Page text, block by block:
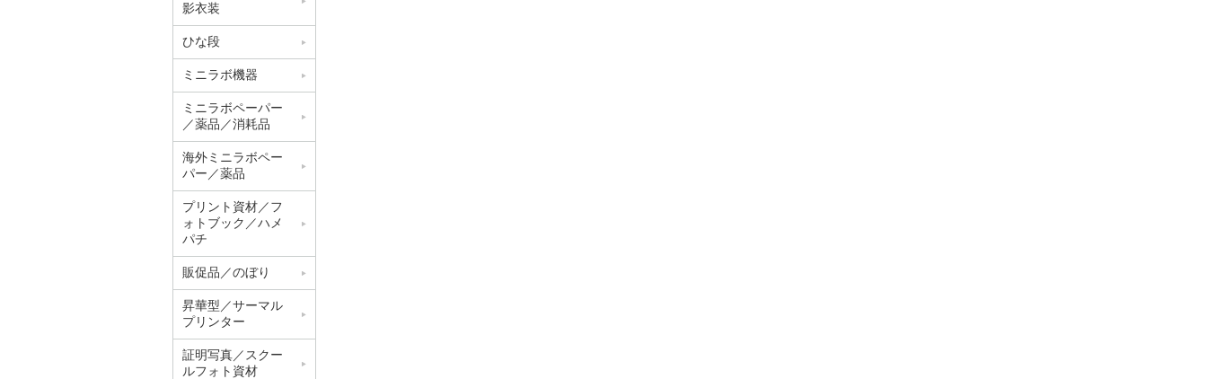
影衣装
ひな段
ミニラボ機器
ミニラボペーパー
／薬品／消耗品
海外ミニラボペー
パー／薬品
プリント資材／フ
ォトブック／ハメ
パチ
販促品／のぼり
昇華型／サーマル
プリンター
証明写真／スクー
ルフォト資材